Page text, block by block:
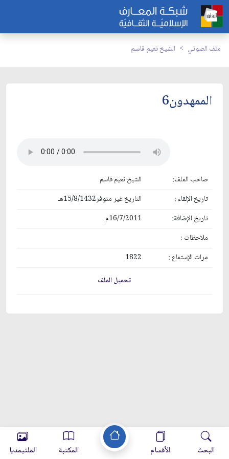
ملف الصوتي الشيخ نعيم قاسم
الممهدون6
صاحب الملف:
الشيخ نعيم قاسم
تاريخ الإلقاء :
التاريخ غير متوفر15/8/1432هـ
تاريخ الإضافة:
16/7/2011م
ملاحظات :
مرات الإستماع :
1822
تحميل الملف
البحث الأقسام المكتبة الملتيمديا